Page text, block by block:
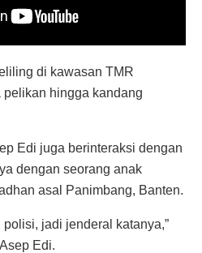
di kawasan TMR
hingga kandang
Edi juga berinteraksi dengan
dengan seorang anak
asal Panimbang, Banten.
jadi jenderal katanya,”
Edi.